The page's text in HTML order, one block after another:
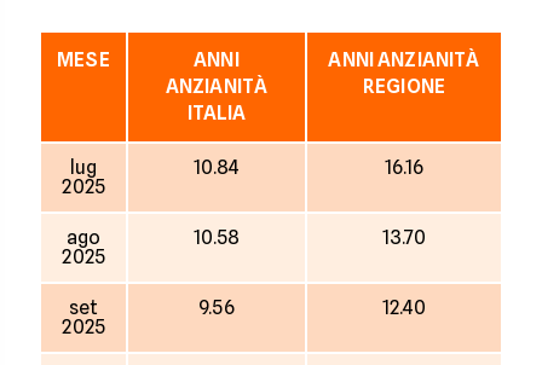
MESE
ANNI
ANZIANITÀ
ITALIA
ANNI ANZIANITÀ
REGIONE
lug
2025
10.84 16.16
ago
2025
10.58 13.70
set
2025
9.56 12.40